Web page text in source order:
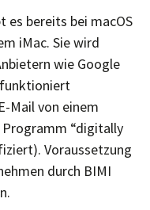
es bereits bei macOS
iMac. Sie wird
wie Google
Mail von einem
“digitally
Voraussetzung
durch BIMI